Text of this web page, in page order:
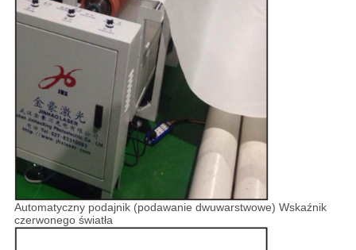
Automatyczny podajnik (podawanie dwuwarstwowe) Wskaźnik
czerwonego światła